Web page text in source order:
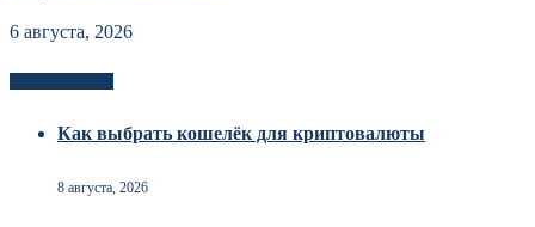
6 августа, 2026
Как выбрать кошелёк для криптовалюты
8 августа, 2026